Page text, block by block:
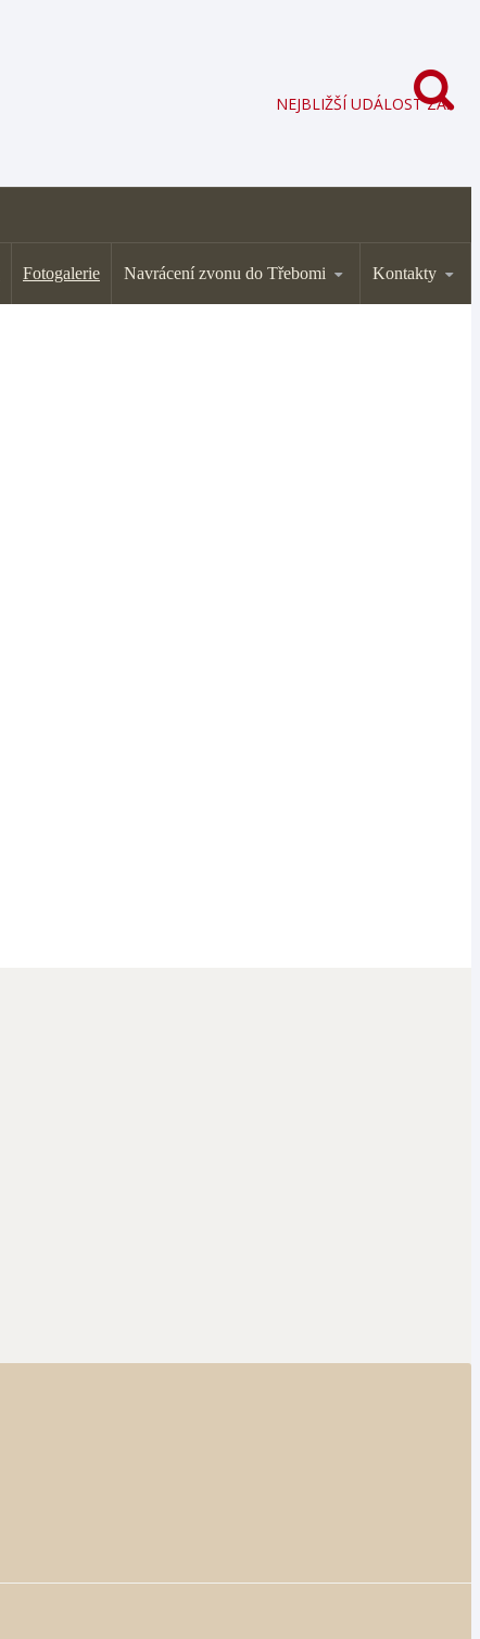
NEJBLIŽŠÍ UDÁLOST ZA:
Fotogalerie Navrácení zvonu do Třebomi Kontakty